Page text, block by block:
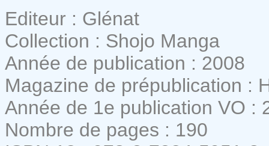
Editeur : Glénat
Collection : Shojo Manga
Année de publication : 2008
Magazine de prépublication :
Année de 1e publication VO :
Nombre de pages : 190